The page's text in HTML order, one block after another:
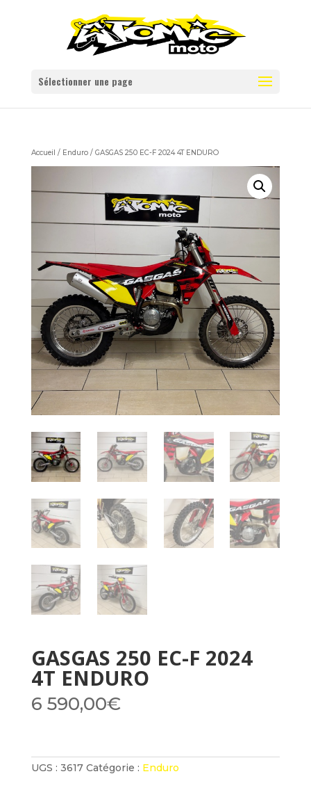
Sélectionner une page
Accueil / Enduro/ GASGAS 250 EC-F 2024 4T ENDURO
GASGAS 250 EC-F 2024
4T ENDURO
6 590,00€
UGS : 3617 Catégorie : Enduro